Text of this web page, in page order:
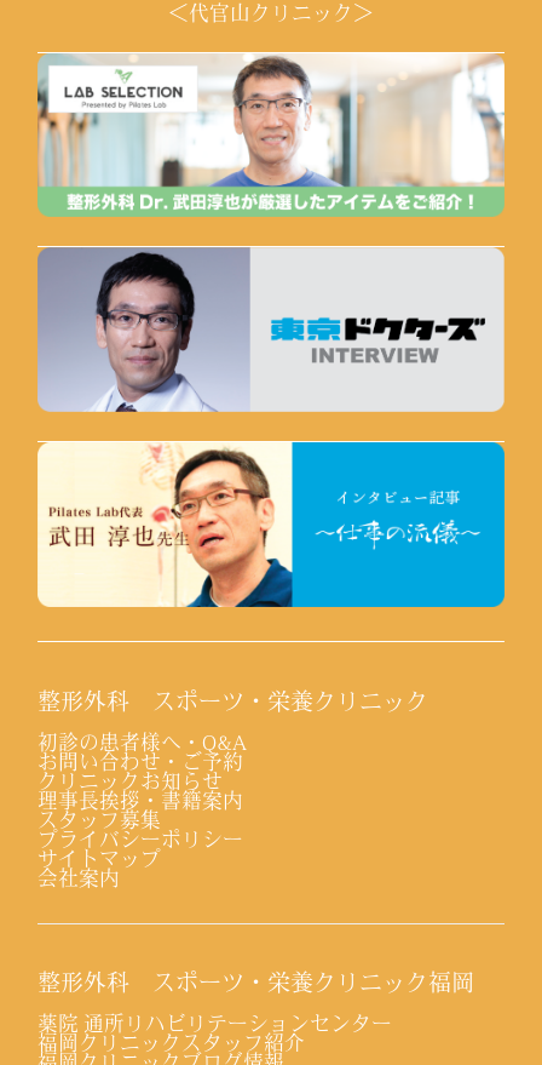
＜代官山クリニック＞
整形外科 スポーツ・栄養クリニック
初診の患者様へ・Q&A
お問い合わせ・ご予約
クリニックお知らせ
理事長挨拶・書籍案内
スタッフ募集
プライバシーポリシー
サイトマップ
会社案内
整形外科 スポーツ・栄養クリニック福岡
薬院 通所リハビリテーションセンター
福岡クリニックスタッフ紹介